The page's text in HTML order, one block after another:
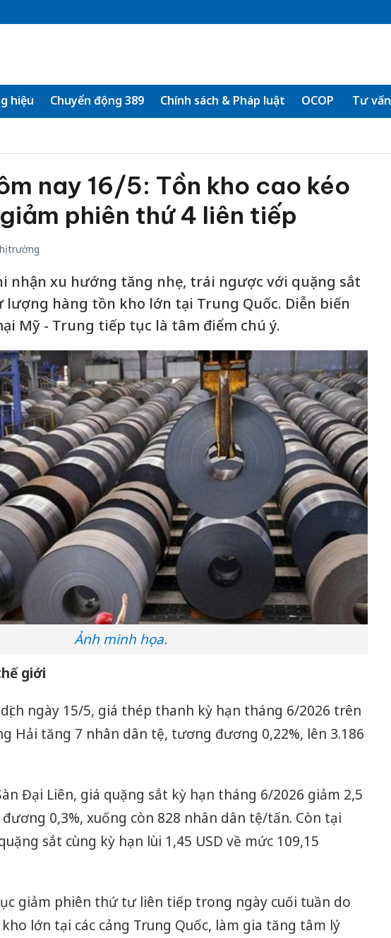
hiệu Chuyển động 389 Chính sách & Pháp luật OCOP Tư vấn
nay 16/5: Tồn kho cao kéo
phiên thứ 4 liên tiếp
trường
nhận xu hướng tăng nhẹ, trái ngược với quặng sắt
lượng hàng tồn kho lớn tại Trung Quốc. Diễn biến
Mỹ - Trung tiếp tục là tâm điểm chú ý.
Ảnh minh họa.
giới
ngày 15/5, giá thép thanh kỳ hạn tháng 6/2026 trên
Hải tăng 7 nhân dân tệ, tương đương 0,22%, lên 3.186
Đại Liên, giá quặng sắt kỳ hạn tháng 6/2026 giảm 2,5
0,3%, xuống còn 828 nhân dân tệ/tấn. Còn tại
sắt cùng kỳ hạn lùi 1,45 USD về mức 109,15
giảm phiên thứ tư liên tiếp trong ngày cuối tuần do
lớn tại các cảng Trung Quốc, làm gia tăng tâm lý